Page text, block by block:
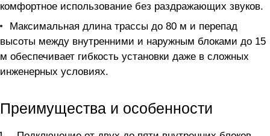
комфортное использование без раздражающих звуков.
Максимальная длина трассы до 80 м и перепад
высоты между внутренними и наружным блоками до 15
м обеспечивает гибкость установки даже в сложных
инженерных условиях.
Преимущества и особенности